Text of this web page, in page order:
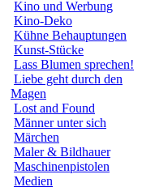
Kino und Werbung
Kino-Deko
Kühne Behauptungen
Kunst-Stücke
Lass Blumen sprechen!
Liebe geht durch den
Magen
Lost and Found
Männer unter sich
Märchen
Maler & Bildhauer
Maschinenpistolen
Medien